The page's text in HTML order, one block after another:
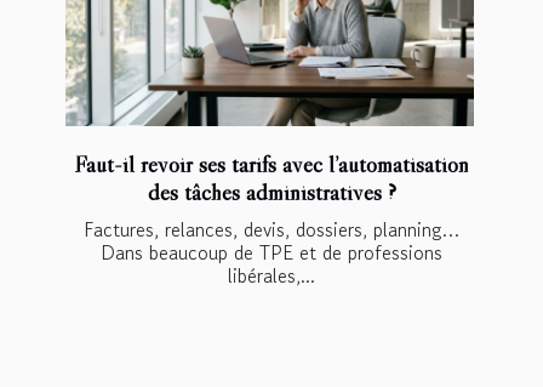
Faut-il revoir ses tarifs avec l’automatisation
des tâches administratives ?
Factures, relances, devis, dossiers, planning…
Dans beaucoup de TPE et de professions
libérales,...